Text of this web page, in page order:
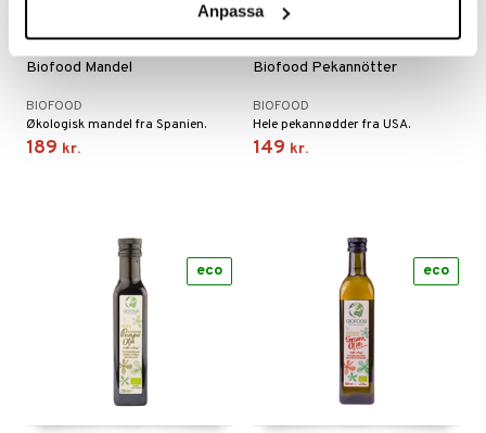
Anpassa
Biofood Mandel
BIOFOOD
Økologisk mandel fra Spanien.
189 kr.
Biofood Pekannötter
BIOFOOD
Hele pekannødder fra USA.
149 kr.
eco eco